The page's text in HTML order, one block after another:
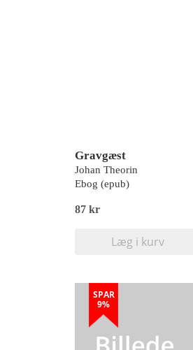
Gravgæst
Johan Theorin
Ebog (epub)
87 kr
Læg i kurv
SPAR
9%